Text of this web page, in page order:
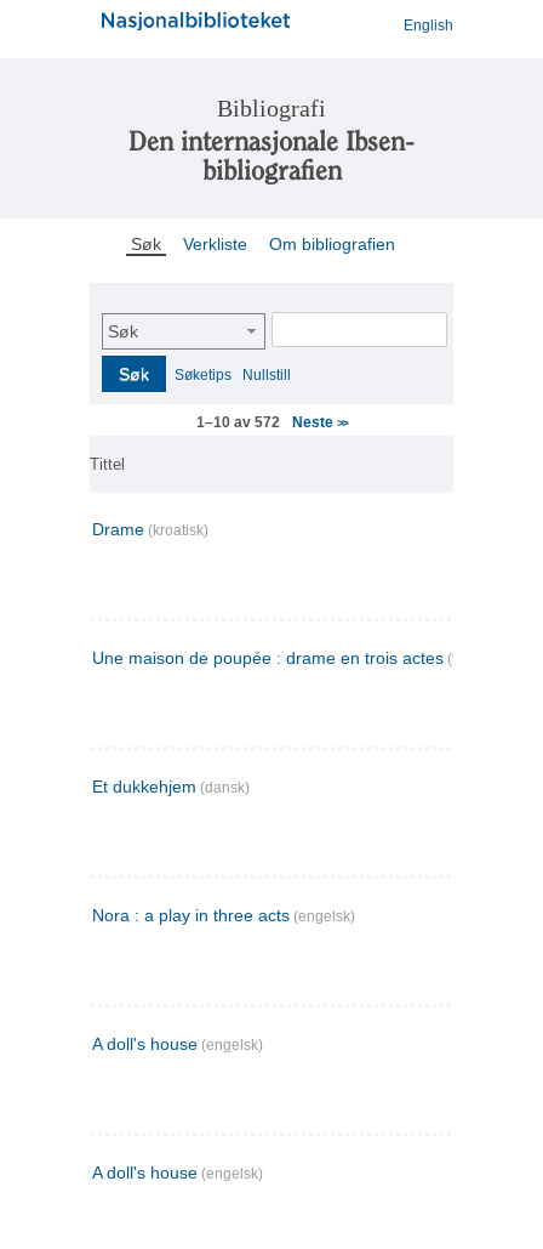
English
Bibliografi
Den internasjonale Ibsen-
bibliografien
Søk Verkliste Om bibliografien
Søk
Søk Søketips Nullstill
1–10 av 572 Neste >>
Tittel
Drame (kroatisk)
Une maison de poupée : drame en trois actes (fransk)
Et dukkehjem (dansk)
Nora : a play in three acts (engelsk)
A doll's house (engelsk)
A doll's house (engelsk)